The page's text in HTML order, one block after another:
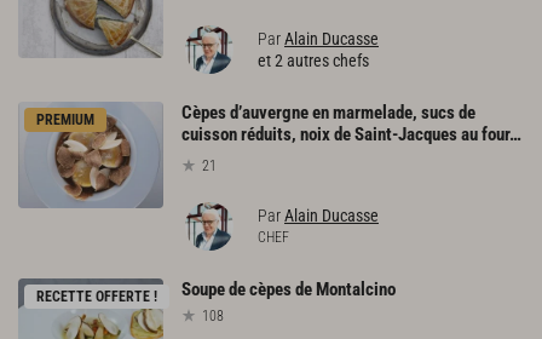
ParAlain Ducasse
et 2 autres chefs
PREMIUM
Cèpes d’auvergne en marmelade, sucs de
cuisson réduits, noix de Saint-Jacques au four, râpée de tartufi di Alba
21
ParAlain Ducasse
CHEF
RECETTE OFFERTE ! Soupedecèpesde Montalcino
108